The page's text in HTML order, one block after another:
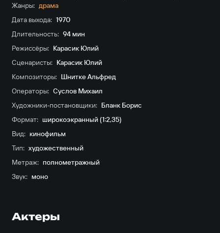
Жанры: драма
Дата выхода: 1970
Длительность: 94 мин
Режиссёры: Карасик Юлий
Сценаристы: Карасик Юлий
Композиторы: Шнитке Альфред
Операторы: Суслов Михаил
Художники-постановщики: Бланк Борис
Формат: широкоэкранный (1:2,35)
Вид: кинофильм
Тип: художественный
Метраж: полнометражный
Звук: моно
Актеры